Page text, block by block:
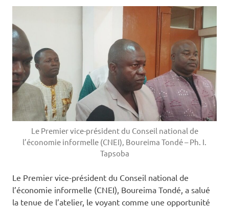
Le Premier vice-président du Conseil national de
l’économie informelle (CNEI), Boureima Tondé – Ph. I.
Tapsoba
Le Premier vice-président du Conseil national de
l’économie informelle (CNEI), Boureima Tondé, a salué
la tenue de l’atelier, le voyant comme une opportunité